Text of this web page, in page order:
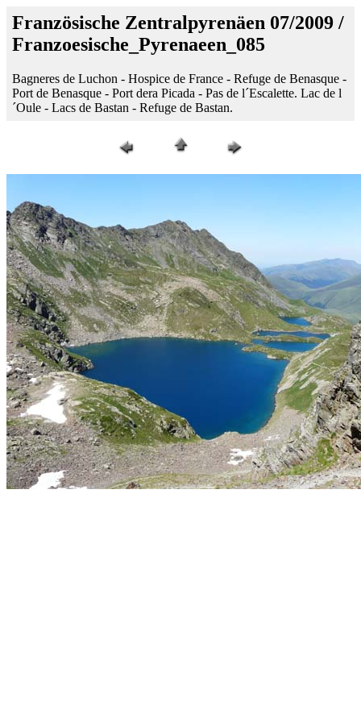
Französische Zentralpyrenäen 07/2009 /
Franzoesische_Pyrenaeen_085
Bagneres de Luchon - Hospice de France - Refuge de Benasque -
Port de Benasque - Port dera Picada - Pas de l´Escalette. Lac de l
´Oule - Lacs de Bastan - Refuge de Bastan.